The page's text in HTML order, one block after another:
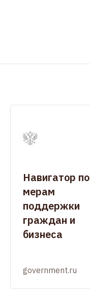
Навигатор по
мерам
поддержки
граждан и
бизнеса
government.ru